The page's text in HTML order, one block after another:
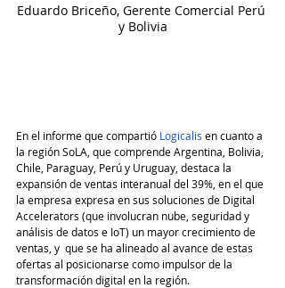
Eduardo Briceño, Gerente Comercial Perú
y Bolivia
En el informe que compartió Logicalis en cuanto a
la región SoLA, que comprende Argentina, Bolivia,
Chile, Paraguay, Perú y Uruguay, destaca la
expansión de ventas interanual del 39%, en el que
la empresa expresa en sus soluciones de Digital
Accelerators (que involucran nube, seguridad y
análisis de datos e IoT) un mayor crecimiento de
ventas, y  que se ha alineado al avance de estas
ofertas al posicionarse como impulsor de la
transformación digital en la región.